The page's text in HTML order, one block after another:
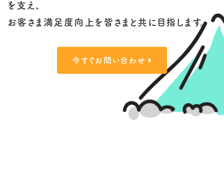
を支え、
お客さま満足度向上を皆さまと共に目指します。
今すぐお問い合わせ